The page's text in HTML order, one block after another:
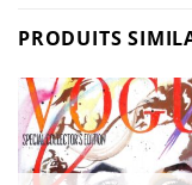
PRODUITS